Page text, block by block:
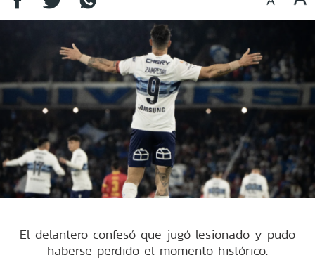
El delantero confesó que jugó lesionado y pudo
haberse perdido el momento histórico.